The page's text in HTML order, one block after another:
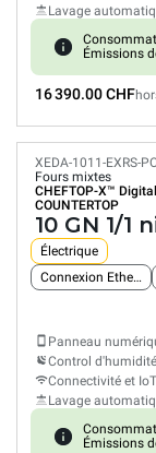
Lavage
Émissions
16 390.00 CHF
XEDA-1011-EXRS-
Fours mixtes
CHEFTOP-X™
COUNTERTOP
10 GN 1/1
Électrique
Connexion Ethernet intégrée
Panneau
Control d'humidité
Connectivité et IoT
Lavage
Émissions